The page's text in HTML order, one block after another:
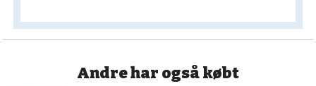
Andre har også købt